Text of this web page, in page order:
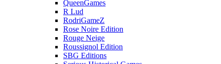
QueenGames
R Lud
RodriGameZ
Rose Noire Edition
Rouge Neige
Roussignol Edition
SBG Editions